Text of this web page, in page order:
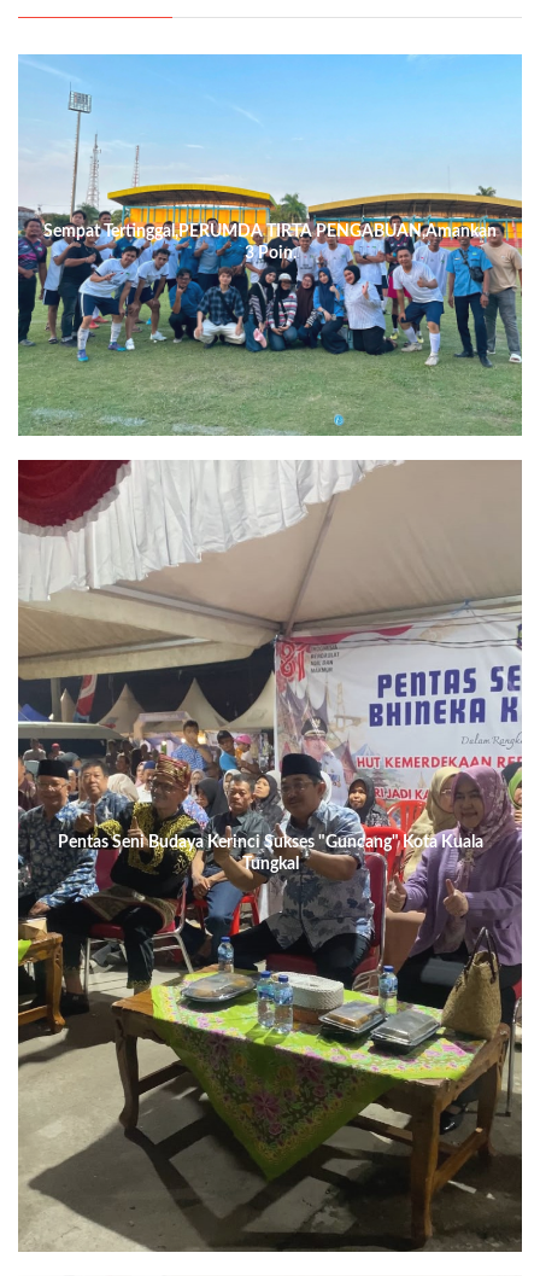
Sempat Tertinggal,PERUMDA TIRTA PENGABUAN,Amankan
3 Poin.
Pentas Seni Budaya Kerinci Sukses "Guncang" Kota Kuala
Tungkal